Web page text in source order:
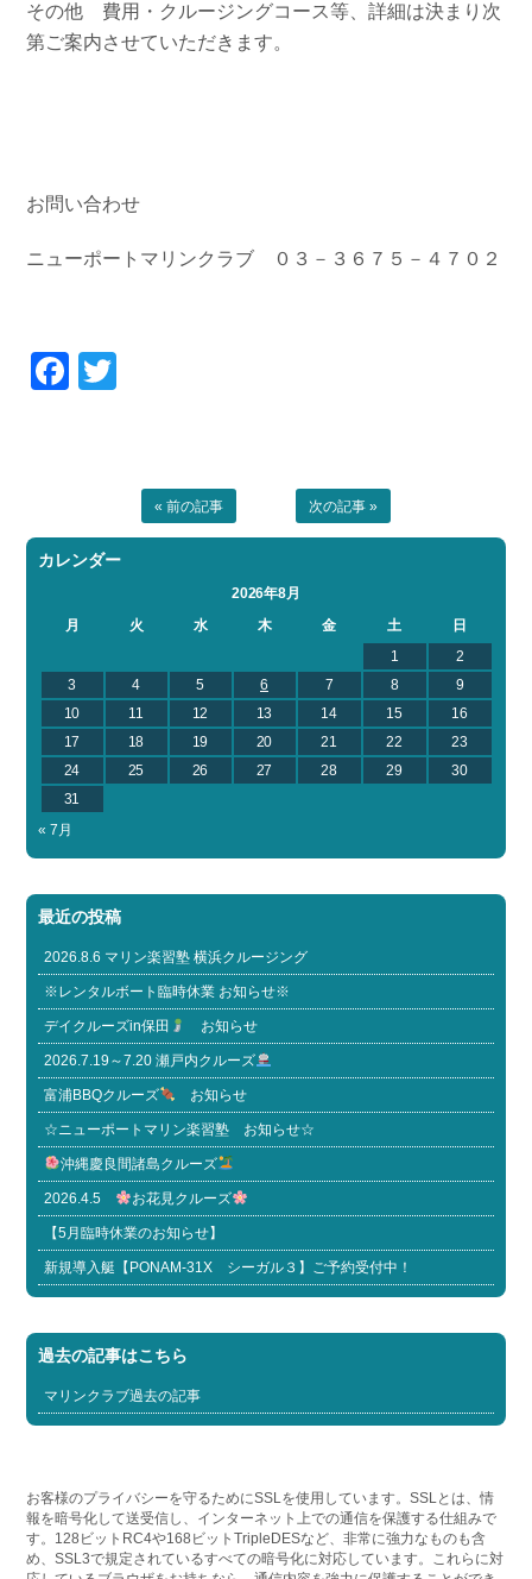
その他 費用・クルージングコース等、詳細は決まり次
第ご案内させていただきます。
お問い合わせ
ニューポートマリンクラブ ０３－３６７５－４７０２
Facebook
« 前の記事 次の記事 »
カレンダー
2026年8月
月
火 水 木 金 土
日
1
2
3
4 5 6 7 8
9
10
11 12 13 14 15
16
17
18 19 20 21 22
23
24
25 26 27 28 29
30
31
« 7月
最近の投稿
2026.8.6 マリン楽習塾 横浜クルージング
※レンタルボート臨時休業 お知らせ※
デイクルーズin保田 お知らせ
2026.7.19～7.20 瀬戸内クルーズ
富浦BBQクルーズ お知らせ
☆ニューポートマリン楽習塾 お知らせ☆
沖縄慶良間諸島クルーズ
2026.4.5 お花見クルーズ
【5月臨時休業のお知らせ】
新規導入艇【PONAM-31X シーガル３】ご予約受付中！
過去の記事はこちら
マリンクラブ過去の記事
お客様のプライバシーを守るためにSSLを使用しています。SSLとは、情
報を暗号化して送受信し、インターネット上での通信を保護する仕組みで
す。128ビットRC4や168ビットTripleDESなど、非常に強力なものも含
め、SSL3で規定されているすべての暗号化に対応しています。これらに対